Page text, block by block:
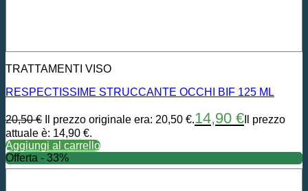
TRATTAMENTI VISO
RESPECTISSIME STRUCCANTE OCCHI BIF 125 ML
20,50€ Il prezzo originale era: 20,50 €.14,90 € Il prezzo
attuale è: 14,90 €.
Aggiungi al carrello
Offerta - 33%